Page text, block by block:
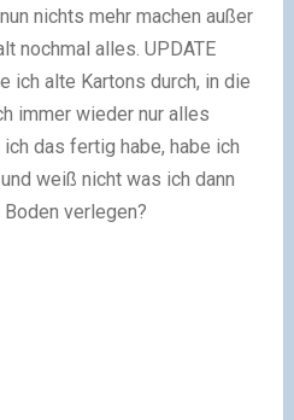
nichts mehr machen außer
nochmal alles. UPDATE
ich alte Kartons durch, in die
immer wieder nur alles
das fertig habe, habe ich
weiß nicht was ich dann
verlegen?